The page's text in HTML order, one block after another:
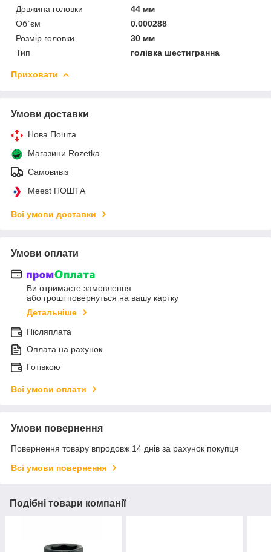
Довжина головки
44 мм
Об`єм
0.000288
Розмір головки
30 мм
Тип
голівка шестигранна
Приховати
Умови доставки
Нова Пошта
Магазини Rozetka
Самовивіз
Meest ПОШТА
Всі умови доставки
Умови оплати
Ви отримаєте замовлення
або гроші повернуться на вашу картку
Детальніше
Післяплата
Оплата на рахунок
Готівкою
Всі умови оплати
Умови повернення
Повернення товару впродовж 14 днів за рахунок покупця
Всі умови повернення
Подібні товари компанії